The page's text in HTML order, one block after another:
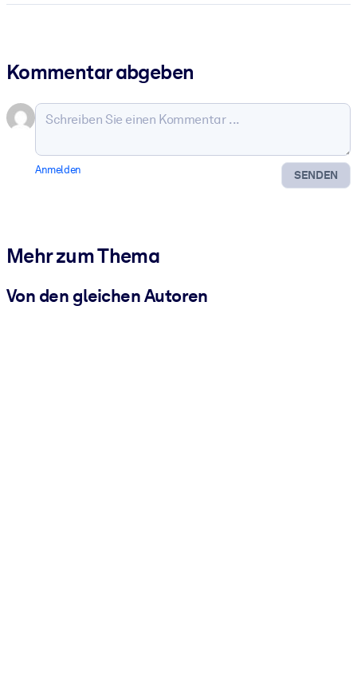
Kommentar abgeben
SENDEN
Anmelden
Mehr zum Thema
Von den gleichen Autoren